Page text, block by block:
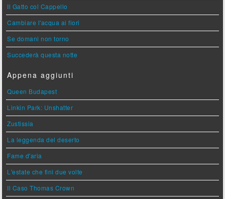
Il Gatto col Cappello
Cambiare l'acqua ai fiori
Se domani non torno
Succederà questa notte
Appena aggiunti
Queen Budapest
Linkin Park: Unshatter
Zustissia
La leggenda del deserto
Fame d'aria
L'estate che finì due volte
Il Caso Thomas Crown